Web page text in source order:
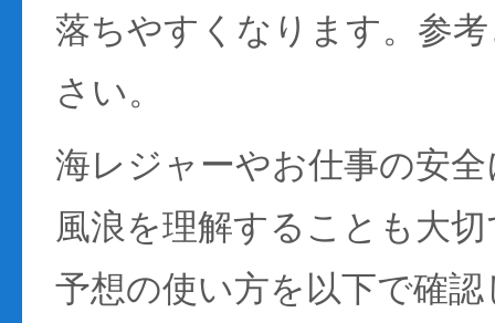
落ちやすくなります。参
さい。
海レジャーやお仕事の安
風浪を理解することも大
予想の使い方を以下で確